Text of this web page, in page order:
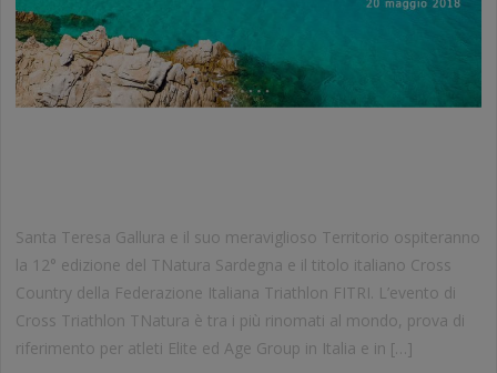
Santa Teresa Gallura e il suo meraviglioso Territorio ospiteranno
la 12° edizione del TNatura Sardegna e il titolo italiano Cross
Country della Federazione Italiana Triathlon FITRI. L’evento di
Cross Triathlon TNatura è tra i più rinomati al mondo, prova di
riferimento per atleti Elite ed Age Group in Italia e in […]